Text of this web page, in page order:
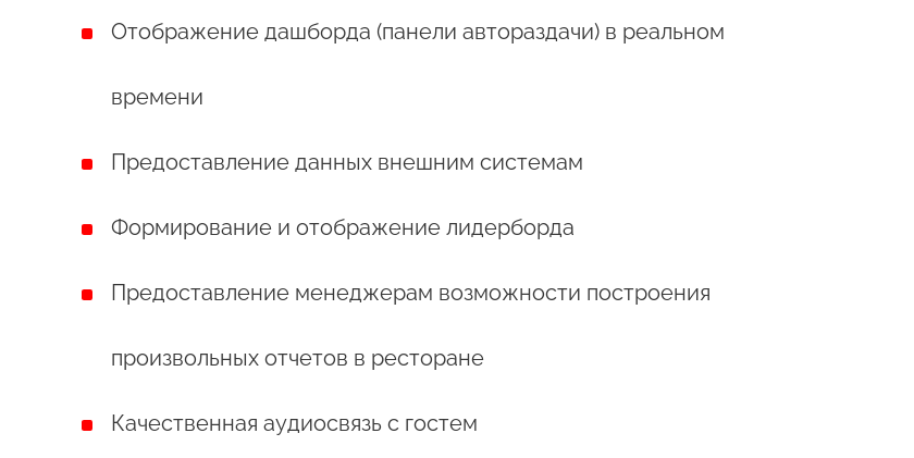
Отображение дашборда (панели автораздачи) в реальном
времени
Предоставление данных внешним системам
Формирование и отображение лидерборда
Предоставление менеджерам возможности построения
произвольных отчетов в ресторане
Качественная аудиосвязь с гостем